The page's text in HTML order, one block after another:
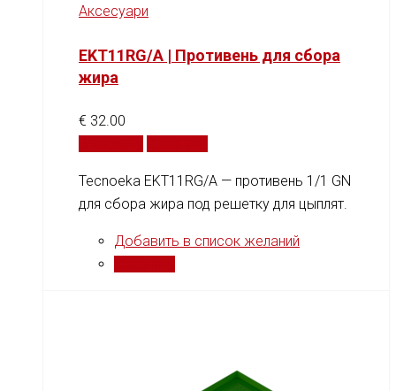
Аксесуари
EKT11RG/A | Противень для сбора
жира
€ 32.00
Tecnoeka EKT11RG/A — противень 1/1 GN
для сбора жира под решетку для цыплят.
Добавить в список желаний